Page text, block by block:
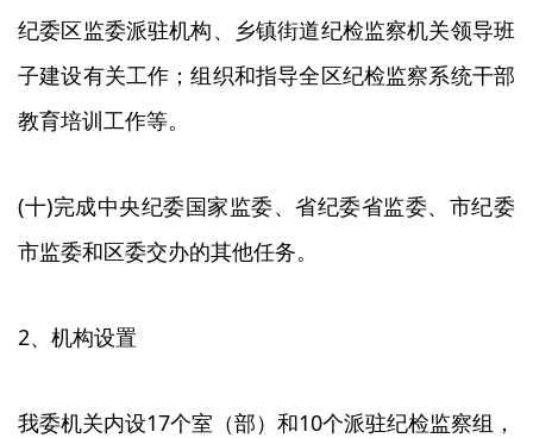
纪委区监委派驻机构、乡镇街道纪检监察机关领导班
子建设有关工作；组织和指导全区纪检监察系统干部
教育培训工作等。
(十)完成中央纪委国家监委、省纪委省监委、市纪委
市监委和区委交办的其他任务。
2、机构设置
我委机关内设17个室（部）和10个派驻纪检监察组，